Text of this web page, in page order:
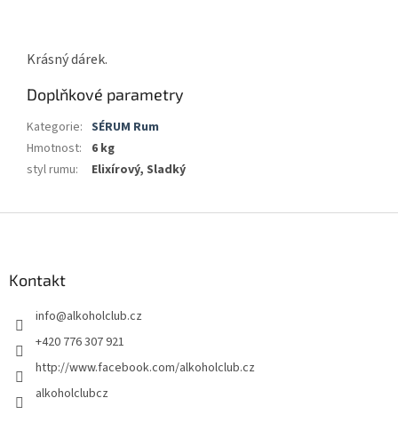
Krásný dárek.
Doplňkové parametry
Kategorie: SÉRUM Rum
Hmotnost:
6 kg
styl rumu: Elixírový, Sladký
Kontakt
info@alkoholclub.cz
+420 776 307 921
http://www.facebook.com/alkoholclub.cz
alkoholclubcz